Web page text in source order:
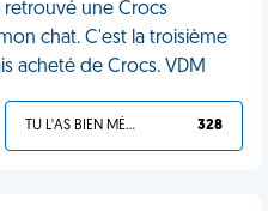
retrouvé une Crocs
chat. C'est la troisième
acheté de Crocs. VDM
TU L'AS BIEN MÉRITÉ 328